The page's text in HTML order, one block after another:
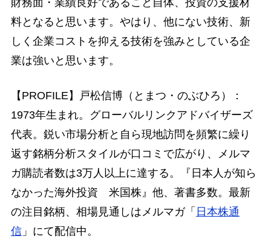
財務面・業績良好であること自体、投資の支援材
料となると思います。やはり、他にない技術、新
しく企業コストを抑える技術を強みとしている企
業は強いと思います。
【PROFILE】戸松信博（とまつ・のぶひろ）：
1973年生まれ。グローバルリンクアドバイザーズ
代表。鋭い市場分析と自ら現地訪問を頻繁に繰り
返す銘柄分析スタイルが口コミで広がり、メルマ
ガ購読者数は3万人以上に達する。『日本人が知ら
なかった海外投資 米国株』他、著書多数。最新
の注目銘柄、相場見通しはメルマガ「 日本株通
信」にて配信中。